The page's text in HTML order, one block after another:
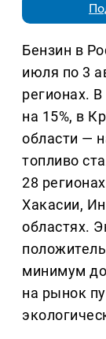
Бензин в
июля по 3
регионах.
на 15%, в
области —
топливо
28
Хакасии,
областях.
минимум до
на рынок